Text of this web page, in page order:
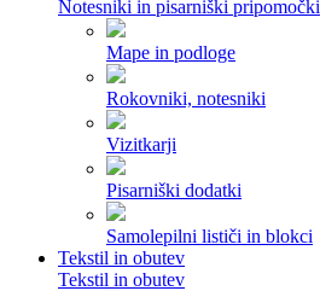
Notesniki in pisarniški pripomočki
Mape in podloge
Rokovniki, notesniki
Vizitkarji
Pisarniški dodatki
Samolepilni lističi in blokci
Tekstil in obutev
Tekstil in obutev